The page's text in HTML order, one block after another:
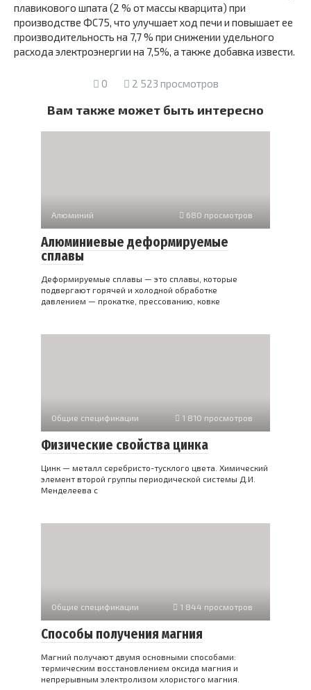
пла­викового шпата (2 % от массы кварцита) при
производстве ФС75, что улучшает ход печи и повышает ее
производитель­ность на 7,7 % при снижении удельного
расхода электро­энергии на 7,5%, а также добавка извести.
0 2 523 просмотров
Вам также может быть интересно
Алюминий 680 просмотров
Алюминиевые деформируемые
сплавы
Деформируемые сплавы — это сплавы, которые
подвергают горячей и холодной обработке
давлением — прокатке, прессованию, ковке
Общие спецификации 1 810 просмотров
Физические свойства цинка
Цинк — металл серебристо-тусклого цвета. Химический
элемент второй группы периодической системы Д.И.
Менделеева с
Общие спецификации 1 844 просмотров
Способы получения магния
Магний получают двумя основными способами:
термическим восстановлением оксида магния и
непрерывным электролизом хлористого магния.